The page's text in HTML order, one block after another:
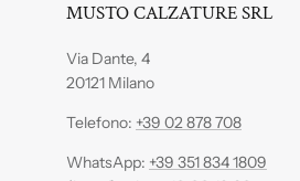
MUSTO CALZATURE SRL
Via Dante, 4
20121 Milano
Telefono: +39 02 878 708
WhatsApp: +39 351 834 1809